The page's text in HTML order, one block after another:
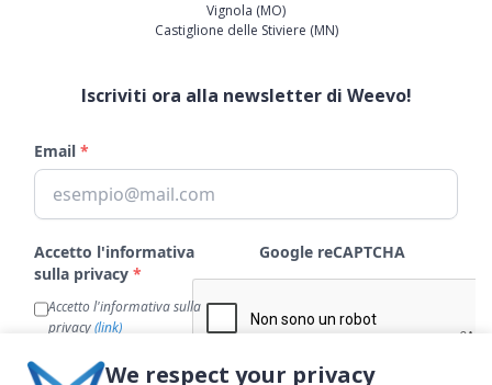
Vignola (MO)
Castiglione delle Stiviere (MN)
Iscriviti ora alla newsletter di Weevo!
We respect your privacy